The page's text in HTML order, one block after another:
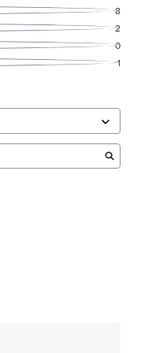
8
2
0
1